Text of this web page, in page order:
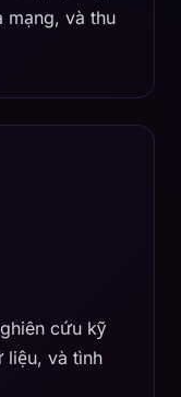
mạng, và thu
cứu kỹ
liệu, và tình